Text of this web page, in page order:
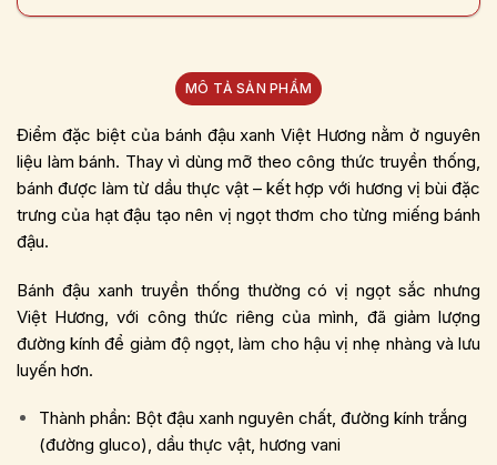
MÔ TẢ SẢN PHẨM
Điểm đặc biệt của bánh đậu xanh Việt Hương nằm ở nguyên
liệu làm bánh. Thay vì dùng mỡ theo công thức truyền thống,
bánh được làm từ dầu thực vật – kết hợp với hương vị bùi đặc
trưng của hạt đậu tạo nên vị ngọt thơm cho từng miếng bánh
đậu.
Bánh đậu xanh truyền thống thường có vị ngọt sắc nhưng
Việt Hương, với công thức riêng của mình, đã giảm lượng
đường kính để giảm độ ngọt, làm cho hậu vị nhẹ nhàng và lưu
luyến hơn.
Thành phần: Bột đậu xanh nguyên chất, đường kính trắng
(đường gluco), dầu thực vật, hương vani